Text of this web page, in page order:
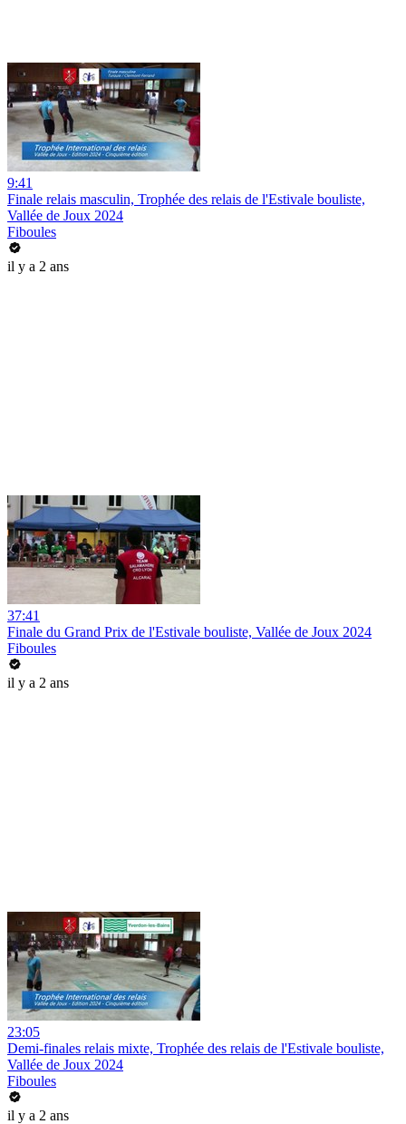
9:41
Finale relais masculin, Trophée des relais de l'Estivale bouliste,
Vallée de Joux 2024
Fiboules
il y a 2 ans
37:41
Finale du Grand Prix de l'Estivale bouliste, Vallée de Joux 2024
Fiboules
il y a 2 ans
23:05
Demi-finales relais mixte, Trophée des relais de l'Estivale bouliste,
Vallée de Joux 2024
Fiboules
il y a 2 ans